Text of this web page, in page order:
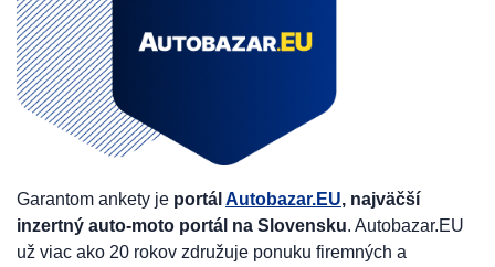
Garantom ankety je portál Autobazar.EU, najväčší
inzertný auto-moto portál na Slovensku. Autobazar.EU
už viac ako 20 rokov združuje ponuku firemných a